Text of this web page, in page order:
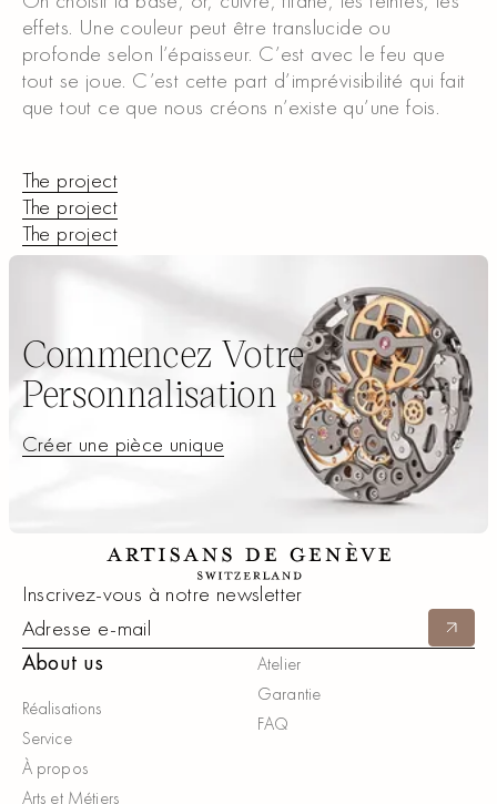
effets. Une couleur peut être translucide ou
profonde selon l’épaisseur. C’est avec le feu que
tout se joue. C’est cette part d’imprévisibilité qui fait
que tout ce que nous créons n’existe qu’une fois.
The project
The project
The project
The project
The project
The project
Commencez Votre
Personnalisation
Créer une pièce unique
Créer une pièce unique
Inscrivez-vous à notre newsletter
About us
Réalisations
Service
À propos
Arts et Métiers
Atelier
Garantie
FAQ